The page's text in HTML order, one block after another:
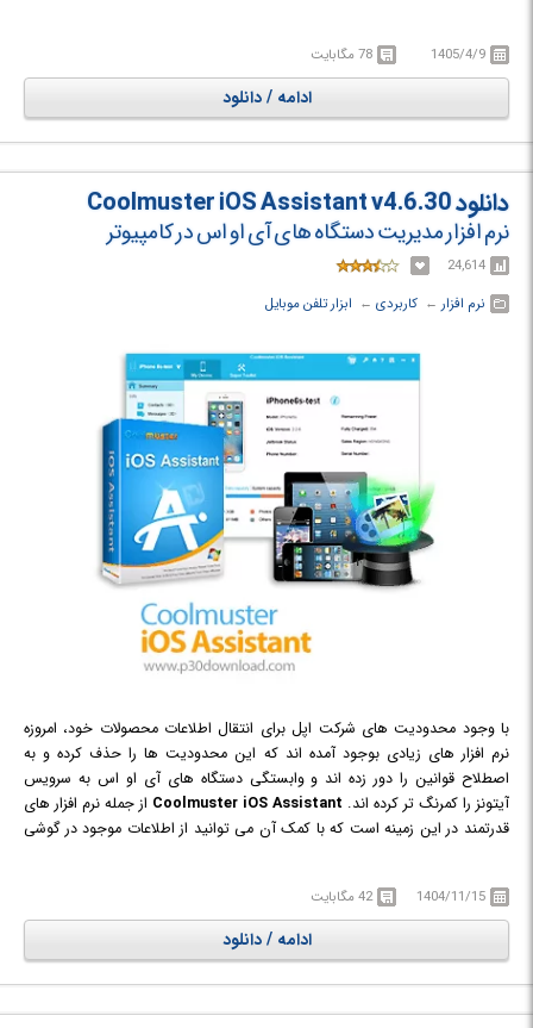
بازیابی عکس ها، پیام ها، فهرست مخاطبین، یادداشت ها و انواع داده های دیگر
از iPhone, iPad و iPod است.
1405/4/9 78 مگابایت
ادامه / دانلود
دانلود Coolmuster iOS Assistant v4.6.30
نرم افزار مدیریت دستگاه های آی او اس در کامپیوتر
24,614
نرم افزار ← ‏ کاربردی ← ‏ ابزار تلفن موبایل
با وجود محدودیت های شرکت اپل برای انتقال اطلاعات محصولات خود، امروزه
نرم افزار های زیادی بوجود آمده اند که این محدودیت ها را حذف کرده و به
اصطلاح قوانین را دور زده اند و وابستگی دستگاه های آی او اس به سرویس
آیتونز را کمرنگ تر کرده اند. Coolmuster iOS Assistant از جمله نرم افزار های
قدرتمند در این زمینه است که با کمک آن می توانید از اطلاعات موجود در گوشی
گوشی آیفون خود را بازیابی کنید و به طور کلی بر روی داده‌های ذخیره شده در
انواع دستگاه‌های آی‌او‌اس خود نظارت و مدیریت داشته باشید. این نرم افزار قادر
به انتقال و پشتیبان گیری از انواع داده ها همچون تصاویر، فیلم ها، موزیک ها،
یادداشت ها، پیام ها، بوک مارک ها، ای بوک ها و ... است به گونه ای که کیفیت
1404/11/15 42 مگابایت
ادامه / دانلود